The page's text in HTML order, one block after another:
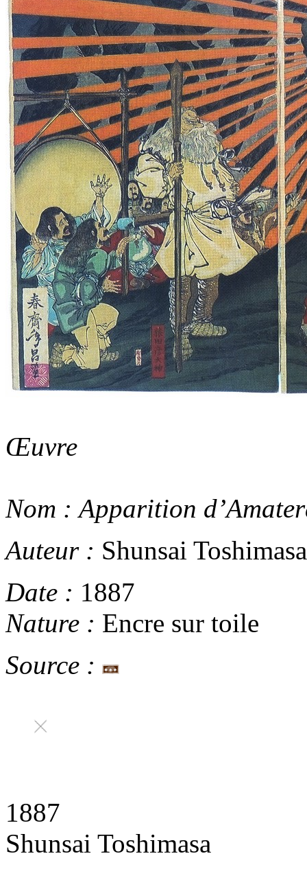
Œuvre
Nom : Apparition
Auteur : Shunsai Toshimasa
Date : 1887
Nature : Encre sur toile
Source :
1887
Shunsai Toshimasa